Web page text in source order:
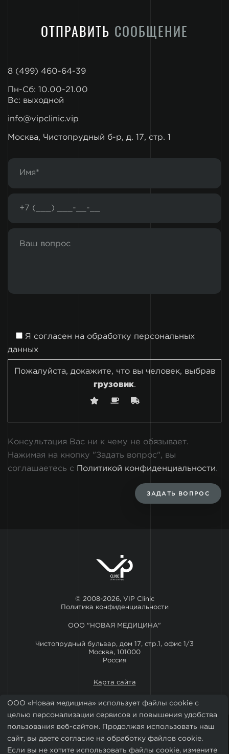
ОТПРАВИТЬ СООБЩЕНИЕ
8 (499) 460-64-39
Пн-Сб: 10.00-21.00
Вс: выходной
info@vipclinic.vip
Москва, Чистопрудный б-р, д. 17, стр. 1
Я согласен на обработку персональных
данных
Пожалуйста, докажите, что вы человек, выбрав
грузовик.
Консультация Вас ни к чему не обязывает.
Нажимая на кнопку "Задать вопрос", вы
соглашаетесь с
Политикой конфиденциальности.
ЗАДАТЬ ВОПРОС
© 2008-2026, VIP Clinic
Политика конфиденциальности
ООО "НОВАЯ МЕДИЦИНА"
Чистопрудный бульвар, дом 17, стр.1, офис 1/3
Москва, 101000
Россия
Карта сайта
ООО «Новая медицина» использует файлы cookie с
целью персонализации сервисов и повышения удобства
пользования веб-сайтом. Продолжая использовать наш
сайт, вы даете согласие на обработку файлов cookie.
Если вы не хотите использовать файлы cookie, измените